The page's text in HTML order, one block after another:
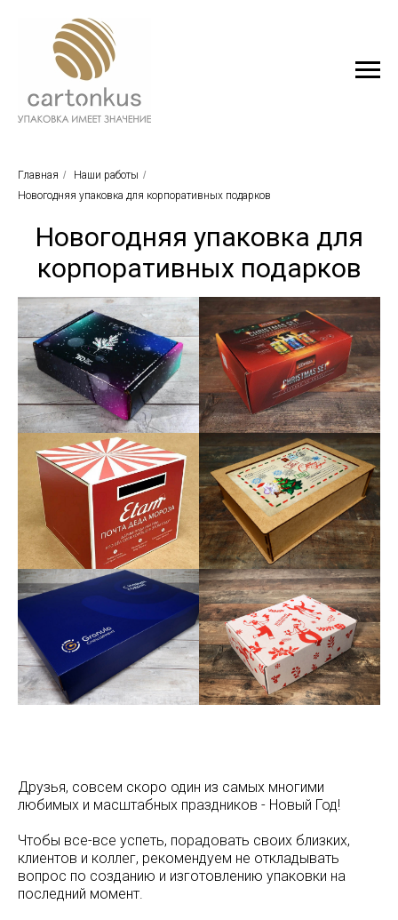
Главная / Наши работы /
Новогодняя упаковка для корпоративных подарков
Новогодняя упаковка для
корпоративных подарков
Друзья, совсем скоро один из самых многими
любимых и масштабных праздников - Новый Год!
Чтобы все-все успеть, порадовать своих близких,
клиентов и коллег, рекомендуем не откладывать
вопрос по созданию и изготовлению упаковки на
последний момент.